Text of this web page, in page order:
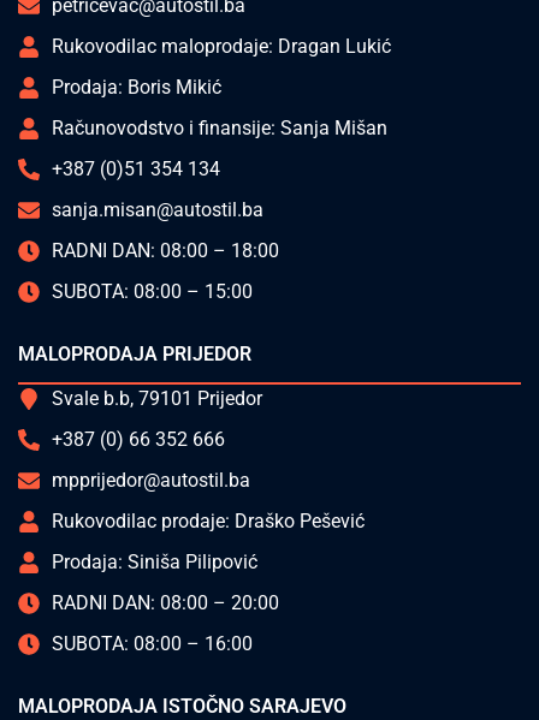
petricevac@autostil.ba
Rukovodilac maloprodaje: Dragan Lukić
Prodaja: Boris Mikić
Računovodstvo i finansije: Sanja Mišan
+387 (0)51 354 134
sanja.misan@autostil.ba
RADNI DAN: 08:00 – 18:00
SUBOTA: 08:00 – 15:00
MALOPRODAJA PRIJEDOR
Svale b.b, 79101 Prijedor
+387 (0) 66 352 666
mpprijedor@autostil.ba
Rukovodilac prodaje: Draško Pešević
Prodaja: Siniša Pilipović
RADNI DAN: 08:00 – 20:00
SUBOTA: 08:00 – 16:00
MALOPRODAJA ISTOČNO SARAJEVO